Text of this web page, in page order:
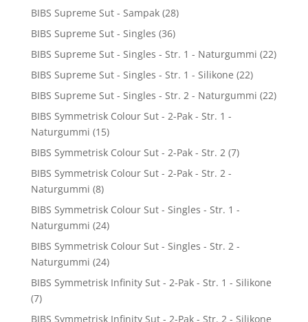
BIBS Supreme Sut - Sampak (28)
BIBS Supreme Sut - Singles (36)
BIBS Supreme Sut - Singles - Str. 1 - Naturgummi (22)
BIBS Supreme Sut - Singles - Str. 1 - Silikone (22)
BIBS Supreme Sut - Singles - Str. 2 - Naturgummi (22)
BIBS Symmetrisk Colour Sut - 2-Pak - Str. 1 -
Naturgummi (15)
BIBS Symmetrisk Colour Sut - 2-Pak - Str. 2 (7)
BIBS Symmetrisk Colour Sut - 2-Pak - Str. 2 -
Naturgummi (8)
BIBS Symmetrisk Colour Sut - Singles - Str. 1 -
Naturgummi (24)
BIBS Symmetrisk Colour Sut - Singles - Str. 2 -
Naturgummi (24)
BIBS Symmetrisk Infinity Sut - 2-Pak - Str. 1 - Silikone
(7)
BIBS Symmetrisk Infinity Sut - 2-Pak - Str. 2 - Silikone